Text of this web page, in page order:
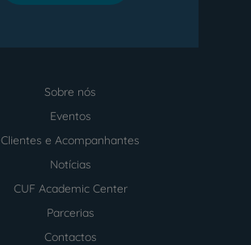
Sobre nós
Eventos
Clientes e Acompanhantes
Notícias
CUF Academic Center
Parcerias
Contactos